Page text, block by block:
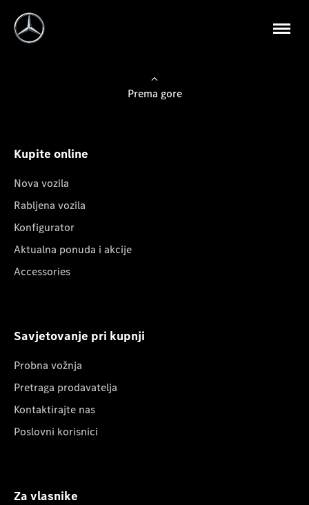
Prema gore
Kupite online
Nova vozila
Rabljena vozila
Konfigurator
Aktualna ponuda i akcije
Accessories
Savjetovanje pri kupnji
Probna vožnja
Pretraga prodavatelja
Kontaktirajte nas
Poslovni korisnici
Za vlasnike